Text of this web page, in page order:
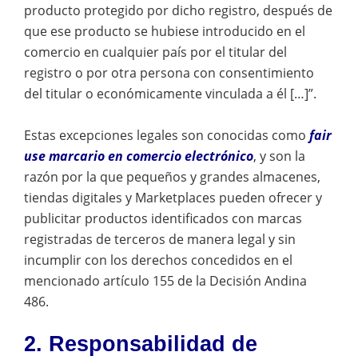
producto protegido por dicho registro, después de
que ese producto se hubiese introducido en el
comercio en cualquier país por el titular del
registro o por otra persona con consentimiento
del titular o económicamente vinculada a él […]”.
Estas excepciones legales son conocidas como fair
use marcario en comercio electrónico, y son la
razón por la que pequeños y grandes almacenes,
tiendas digitales y Marketplaces pueden ofrecer y
publicitar productos identificados con marcas
registradas de terceros de manera legal y sin
incumplir con los derechos concedidos en el
mencionado artículo 155 de la Decisión Andina
486.
2. Responsabilidad de